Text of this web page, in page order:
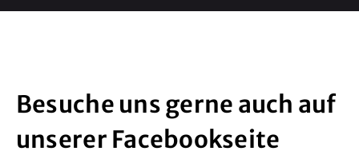
Besuche uns gerne auch auf
unserer Facebookseite